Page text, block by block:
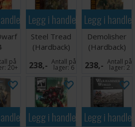
på
20+
Legg i handlekurven
Steel Tread
(Hardback)
238,- Antall på
lager:6
Legg i
Demolisher
(Hardback)
238,- Antall på
lager:2
Legg i handlekurven
Legg i